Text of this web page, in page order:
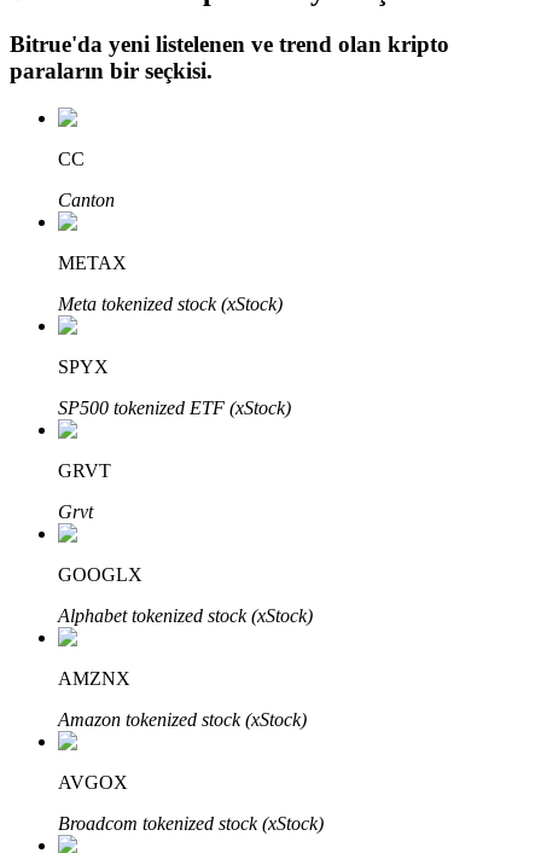
Otomatik Yatırım
Uzun vadeli kâr ve esnek çıkarlar elde edin
Stake Etmeyi Öğrenin
Pasif gelir kazanma hakkında bilgi edinin
Bitrue
Bitrue Ortakları
Bitrue'da yeni listelenen ve trend olan kripto
paraların bir seçkisi.
CC
Canton
METAX
Meta tokenized stock (xStock)
SPYX
SP500 tokenized ETF (xStock)
GRVT
Grvt
GOOGLX
Alphabet tokenized stock (xStock)
AMZNX
Amazon tokenized stock (xStock)
AVGOX
Broadcom tokenized stock (xStock)